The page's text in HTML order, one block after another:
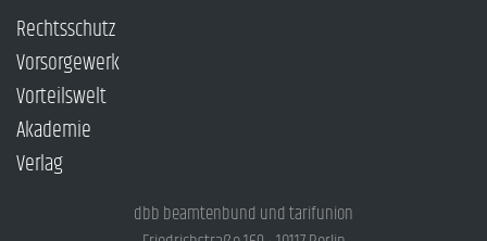
Rechtsschutz
Vorsorgewerk
Vorteilswelt
Akademie
Verlag
dbb beamtenbund und tarifunion